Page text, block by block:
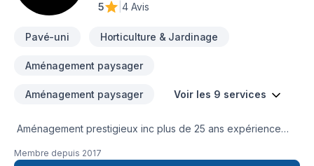
5
4 Avis
Pavé-uni Horticulture & Jardinage
Aménagement paysager
Aménagement paysager Voir les 9 services
Aménagement prestigieux inc plus de 25 ans expérience
domaine. Un propriétaire pasDes employés professionnels et
Membre depuis 2017